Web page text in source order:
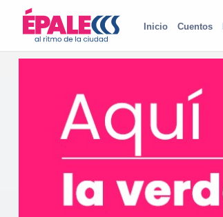
Inicio Cuentos